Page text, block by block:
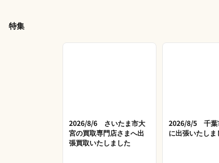
特集
2026/8/6 さいたま市大
宮の買取専門店さまへ出
張買取いたしました
2026/8/5 千葉
に出張いたしま